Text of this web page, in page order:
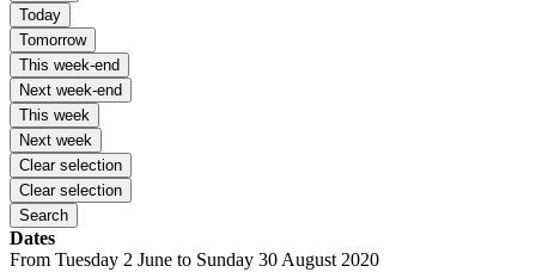
Today
Tomorrow
This week-end
Next week-end
This week
Next week
Clear selection
Clear selection
Search
Dates
From Tuesday 2 June to Sunday 30 August 2020